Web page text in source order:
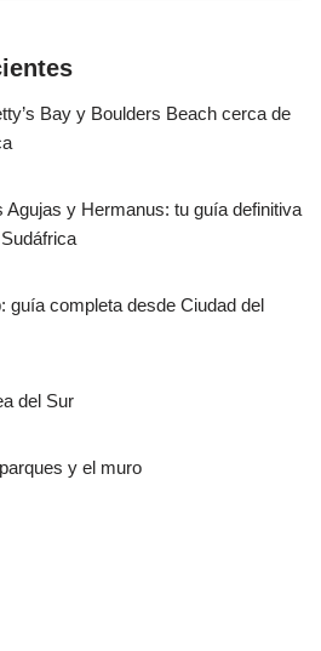
Bay y Boulders Beach cerca de
Agujas y Hermanus: tu guía definitiva
guía completa desde Ciudad del
del Sur
y el muro